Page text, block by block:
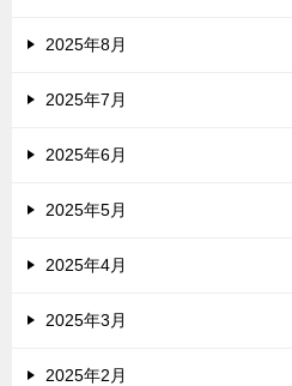
2025年8月
2025年7月
2025年6月
2025年5月
2025年4月
2025年3月
2025年2月